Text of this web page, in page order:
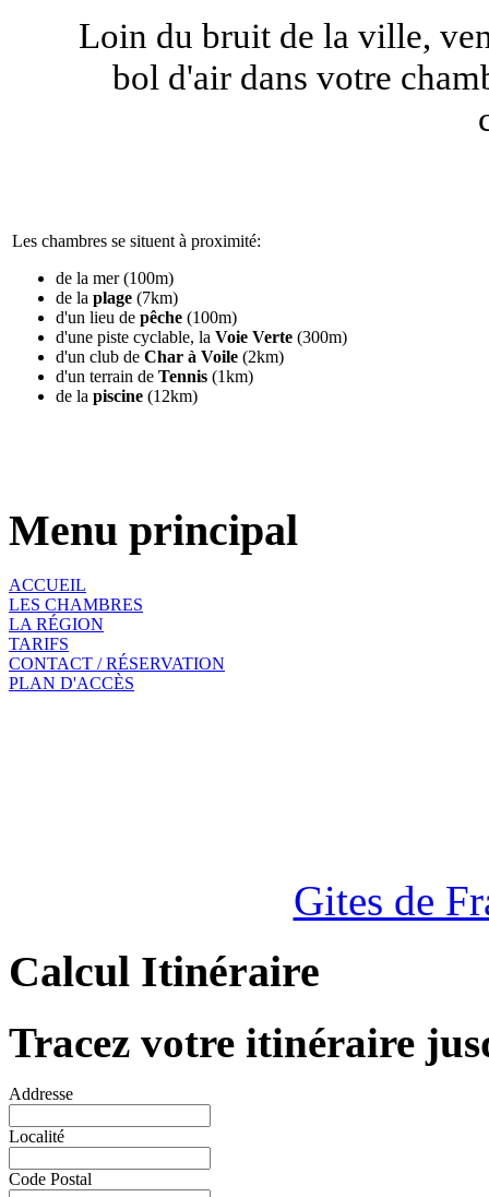
Loin du bruit de la ville,
bol d'air dans votre
Les chambres se situent à proximité:
de la mer (100m)
de la plage (7km)
d'un lieu de pêche (100m)
d'une piste cyclable, la Voie Verte (300m)
d'un club de Char à Voile (2km)
d'un terrain de Tennis (1km)
de la piscine (12km)
Menu principal
ACCUEIL
LES CHAMBRES
LA RÉGION
TARIFS
CONTACT / RÉSERVATION
PLAN D'ACCÈS
Gites de
Calcul Itinéraire
Tracez votre itinéraire
Addresse
Localité
Code Postal